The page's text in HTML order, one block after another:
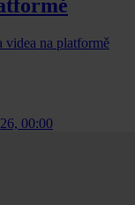
videa na platformě
00:00